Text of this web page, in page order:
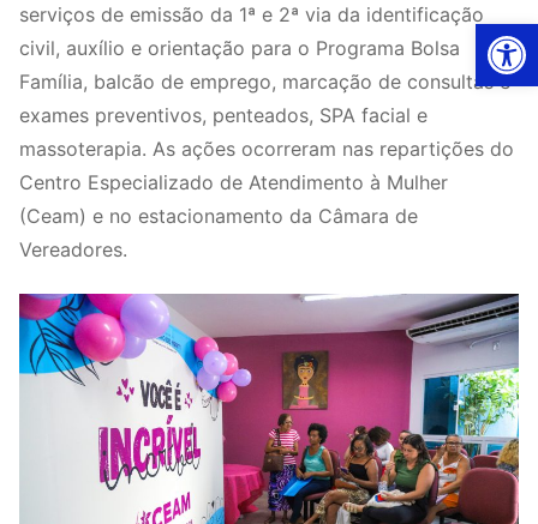
serviços de emissão da 1ª e 2ª via da identificação
civil, auxílio e orientação para o Programa Bolsa
Família, balcão de emprego, marcação de consultas e
exames preventivos, penteados, SPA facial e
massoterapia. As ações ocorreram nas repartições do
Centro Especializado de Atendimento à Mulher
(Ceam) e no estacionamento da Câmara de
Vereadores.